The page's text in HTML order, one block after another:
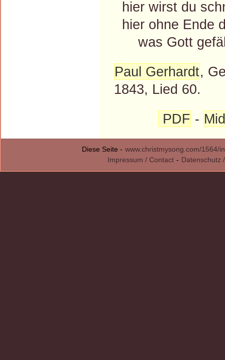
hier wirst du
hier ohne Ende
was Gott
Paul Gerhardt,
1843, Lied 60.
PDF -
Diese Seite - www.christmysong.com/1564/
Impressum / Contact - Datenschutz